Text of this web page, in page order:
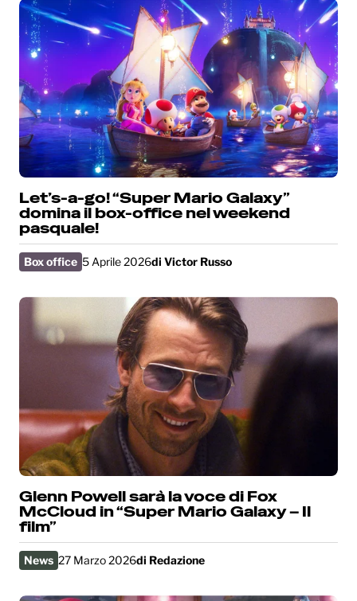
Let’s-a-go! “Super Mario Galaxy”
domina il box-office nel weekend
pasquale!
Box office 5 Aprile 2026di Victor Russo
Glenn Powell sarà la voce di Fox
McCloud in “Super Mario Galaxy – Il
film”
News 27 Marzo 2026di Redazione